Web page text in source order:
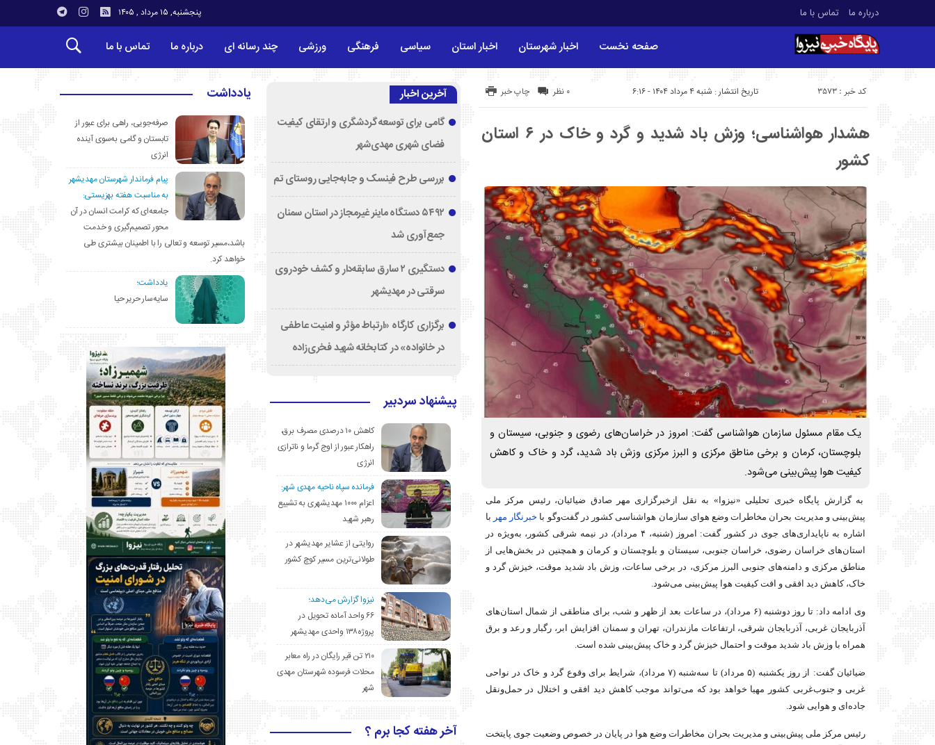
درباره ما تماس با ما پنجشنبه, ۱۵ مرداد , ۱۴۰۵
صفحه نخست اخبار شهرستان اخبار استان سیاسی فرهنگی ورزشی چند رسانه ای درباره ما تماس با ما
تاریخ انتشار : شنبه ۴ مرداد ۱۴۰۴ - ۶:۱۶ کد خبر : 3573 چاپ خبر ۰ نظر
هشدار هواشناسی؛ وزش باد شدید و گرد و خاک در ۶ استان
کشور
یک مقام مسئول سازمان هواشناسی گفت: امروز در خراسان‌های رضوی و جنوبی، سیستان و
بلوچستان، کرمان و برخی مناطق مرکزی و البرز مرکزی وزش باد شدید، گرد و خاک و کاهش
کیفیت هوا پیش‌بینی می‌شود.
به گزارش پایگاه خبری تحلیلی «نیزوا» به نقل ازخبرگزاری مهر صادق ضیائیان، رئیس مرکز ملی
پیش‌بینی و مدیریت بحران مخاطرات وضع هوای سازمان هواشناسی کشور در گفت‌وگو با خبرنگار مهر با
اشاره به ناپایداری‌های جوی در کشور گفت: امروز (شنبه، ۴ مرداد)، در نیمه شرقی کشور، به‌ویژه در
استان‌های خراسان رضوی، خراسان جنوبی، سیستان و بلوچستان و کرمان و همچنین در بخش‌هایی از
مناطق مرکزی و دامنه‌های جنوبی البرز مرکزی، در برخی ساعات، وزش باد شدید موقت، خیزش گرد و
خاک، کاهش دید افقی و افت کیفیت هوا پیش‌بینی می‌شود.
وی ادامه داد: تا روز دوشنبه (۶ مرداد)، در ساعات بعد از ظهر و شب، برای مناطقی از شمال استان‌های
آذربایجان غربی، آذربایجان شرقی، ارتفاعات مازندران، تهران و سمنان افزایش ابر، رگبار و رعد و برق
همراه با وزش باد شدید موقت و احتمال خیزش گرد و خاک پیش‌بینی شده است.
ضیائیان گفت: از روز یکشنبه (۵ مرداد) تا سه‌شنبه (۷ مرداد)، شرایط برای وقوع گرد و خاک در نواحی
غربی و جنوب‌غربی کشور مهیا خواهد بود که می‌تواند موجب کاهش دید افقی و اختلال در حمل‌ونقل
جاده‌ای و هوایی شود.
رئیس مرکز ملی پیش‌بینی و مدیریت بحران مخاطرات وضع هوا در پایان در خصوص وضعیت جوی پایتخت
آخرین اخبار
گامی برای توسعه گردشگری و ارتقای کیفیت
فضای شهری مهدی‌شهر
بررسی طرح فینسک و جابه‌جایی روستای تم
۵۴۹۲ دستگاه ماینر غیرمجاز در استان سمنان
جمع‌آوری شد
دستگیری ۲ سارق سابقه‌دار و کشف خودروی
سرقتی در مهدیشهر
برگزاری کارگاه «ارتباط مؤثر و امنیت عاطفی
در خانواده» در کتابخانه شهید فخری‌زاده
پیشنهاد سردبیر
کاهش ۱۰ درصدی مصرف برق،
راهکار عبور از اوج گرما و ناترازی
انرژی
فرمانده سپاه ناحیه مهدی شهر:
اعزام ۱۰۰۰ مهدیشهری به تشییع
رهبر شهید
روایتی از عشایر مهدیشهر در
طولانی‌ترین مسیر کوچ کشور
نیزوا گزارش می‌دهد؛
۶۶ واحد آماده تحویل در
پروژه۱۳۸ واحدی مهدیشهر
۲۱۰ تن قیر رایگان در راه معابر
محلات فرسوده شهرستان مهدی
شهر
آخر هفته کجا برم ؟
یادداشت
صرفه‌جویی، راهی برای عبور از
تابستان و گامی به‌سوی آینده
انرژی
پیام فرماندار شهرستان مهدیشهر
به مناسبت هفته بهزیستی:
جامعه‌ای که کرامت انسان در آن
محور تصمیم‌گیری و خدمت
باشد،مسیر توسعه و تعالی را با اطمینان بیشتری طی
خواهد کرد.
یادداشت؛
سایه‌سار حریر حیا